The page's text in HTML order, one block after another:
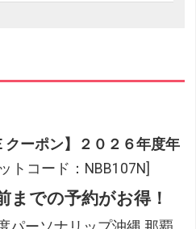
ーポン】２０２６年度年
トコード：NBB107N]
までの予約がお得！